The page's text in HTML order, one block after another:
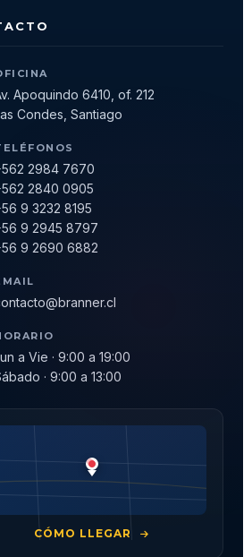
Apoquindo 6410, of. 212
Condes, Santiago
2984 7670
2840 0905
9 3232 8195
9 2945 8797
9 2690 6882
a Vie · 9:00 a 19:00
· 9:00 a 13:00
CÓMO LLEGAR